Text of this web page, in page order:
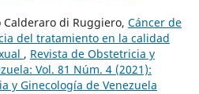
Calderaro di Ruggiero, Cáncer de
del tratamiento en la calidad
, Revista de Obstetricia y
Vol. 81 Núm. 4 (2021):
y Ginecología de Venezuela